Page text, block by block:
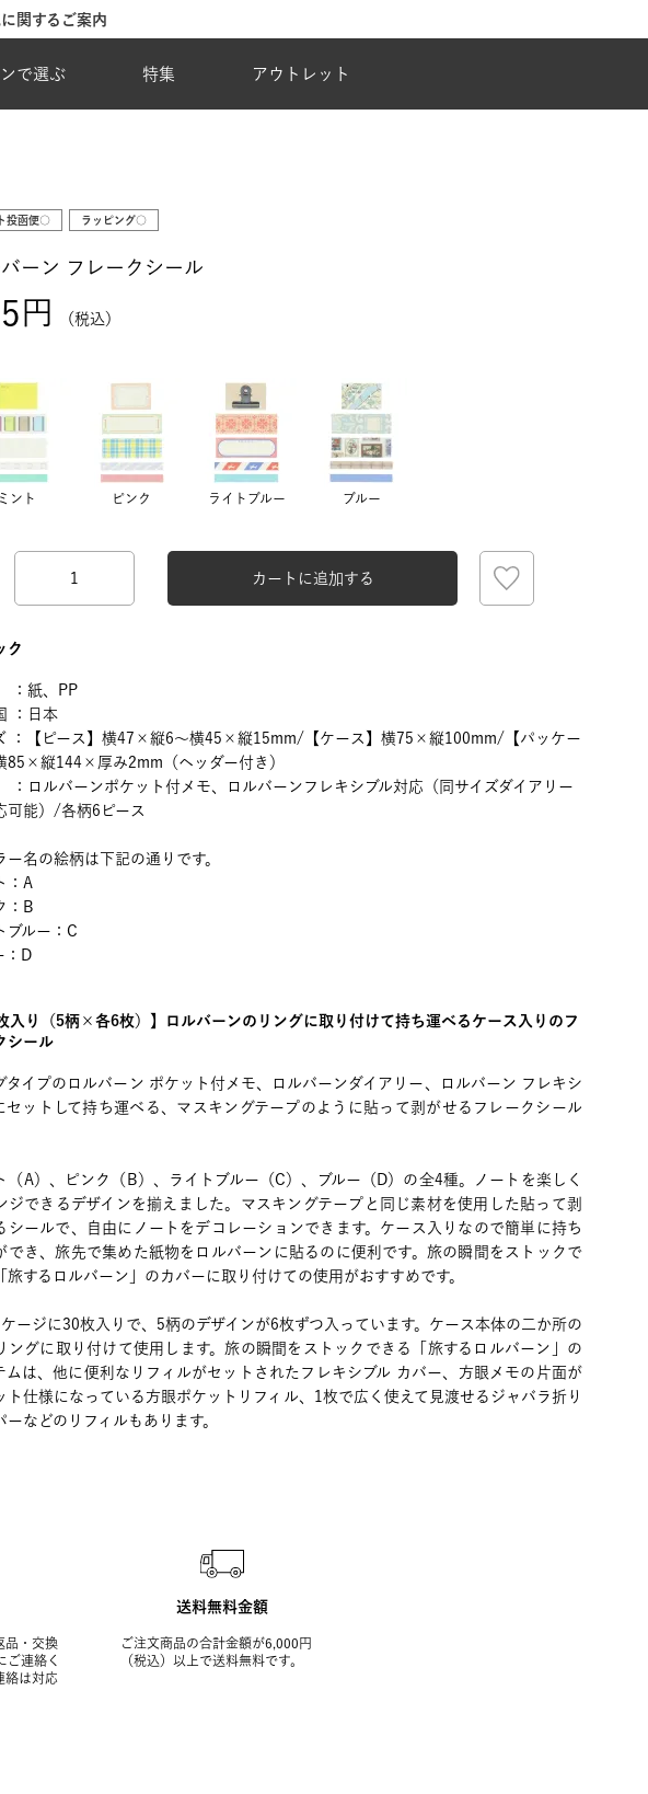
関するご案内
で選ぶ 特集 アウトレット
投函便○ ラッピング○
ーン フレークシール
税込
ミント ピンク ライトブルー ブルー
カートに追加する
ク
紙、PP
：日本
：【ピース】横47×縦6～横45×縦15mm/【ケース】横75×縦100mm/【パッケー
85×縦144×厚み2mm（ヘッダー付き）
ロルバーンポケット付メモ、ロルバーンフレキシブル対応（同サイズダイアリー
可能）/各柄6ピース
名の絵柄は下記の通りです。
：A
：B
ブルー：C
：D
入り（5柄×各6枚）】ロルバーンのリングに取り付けて持ち運べるケース入りのフ
シール
タイプのロルバーン ポケット付メモ、ロルバーンダイアリー、ロルバーン フレキシ
セットして持ち運べる、マスキングテープのように貼って剥がせるフレークシール
（A）、ピンク（B）、ライトブルー（C）、ブルー（D）の全4種。ノートを楽しく
ジできるデザインを揃えました。マスキングテープと同じ素材を使用した貼って剥
シールで、自由にノートをデコレーションできます。ケース入りなので簡単に持ち
でき、旅先で集めた紙物をロルバーンに貼るのに便利です。旅の瞬間をストックで
旅するロルバーン」のカバーに取り付けての使用がおすすめです。
ージに30枚入りで、5柄のデザインが6枚ずつ入っています。ケース本体の二か所の
ングに取り付けて使用します。旅の瞬間をストックできる「旅するロルバーン」の
ムは、他に便利なリフィルがセットされたフレキシブル カバー、方眼メモの片面が
ト仕様になっている方眼ポケットリフィル、1枚で広く使えて見渡せるジャバラ折り
ーなどのリフィルもあります。
品・交換
ご連絡く
絡は対応
送料無料金額
ご注文商品の合計金額が6,000円
（税込）以上で送料無料です。